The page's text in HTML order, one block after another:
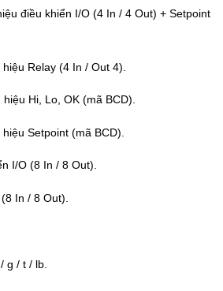
điều khiển I/O (4 In / 4 Out) + Setpoint
Relay (4 In / Out 4).
Hi, Lo, OK (mã BCD).
Setpoint (mã BCD).
I/O (8 In / 8 Out).
In / 8 Out).
g / t / lb.